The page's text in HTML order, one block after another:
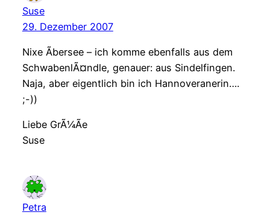
Suse
29. Dezember 2007
Nixe Ãbersee – ich komme ebenfalls aus dem
SchwabenlÃ¤ndle, genauer: aus Sindelfingen.
Naja, aber eigentlich bin ich Hannoveranerin….
;-))
Liebe GrÃ¼Ãe
Suse
Petra